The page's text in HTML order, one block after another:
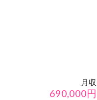
月収
690,000円